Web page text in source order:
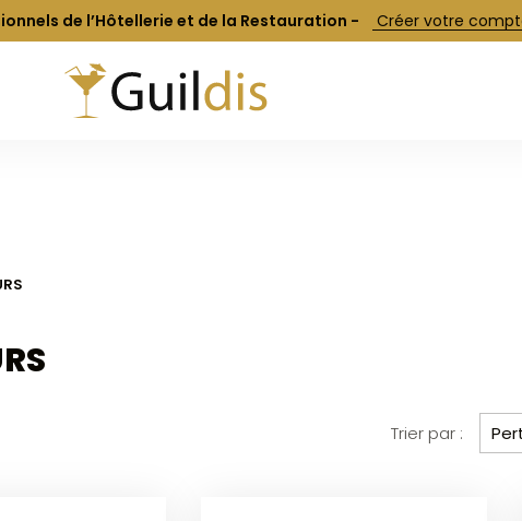
de l’Hôtellerie et de la Restauration - Créer votre
Trier par :